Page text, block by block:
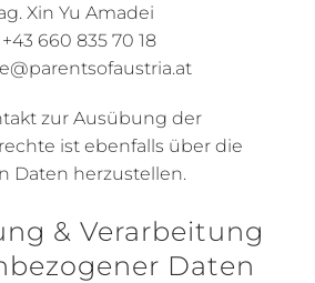
Xin Yu Amadei
+43 660 835 70 18
zur Ausübung der
ist ebenfalls über die
Daten herzustellen.
& Verarbeitung
Daten